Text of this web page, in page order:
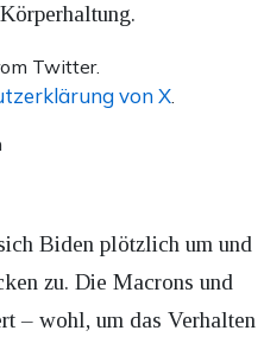
Twitter.
von X.
Biden plötzlich um und
zu. Die Macrons und
– wohl, um das Verhalten